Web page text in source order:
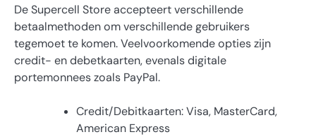
De Supercell Store accepteert verschillende
betaalmethoden om verschillende gebruikers
tegemoet te komen. Veelvoorkomende opties zijn
credit- en debetkaarten, evenals digitale
portemonnees zoals PayPal.
Credit/Debitkaarten: Visa, MasterCard,
American Express